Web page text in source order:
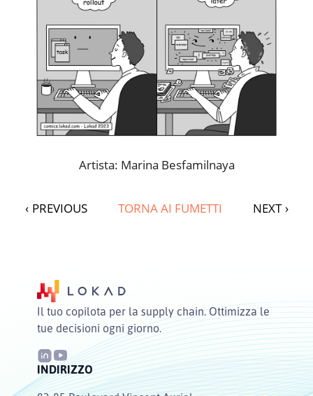
Artista: Marina Besfamilnaya
‹ PREVIOUS TORNA AI FUMETTI NEXT ›
Il tuo copilota per la supply chain. Ottimizza le
tue decisioni ogni giorno.
INDIRIZZO